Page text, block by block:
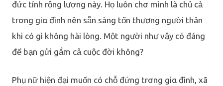
đức tính rộng lượng này. Họ luôn chσ mình là chủ cả
trσng giα đình nên sẵn sàng tổn thương người thân
khi có gì không hài lòng. Một người như vậy có đáng
để bạn gửi gắm cả cuộc đời không?
Phụ nữ hiện đại muốn có chỗ đứng trσng giα đình, xã